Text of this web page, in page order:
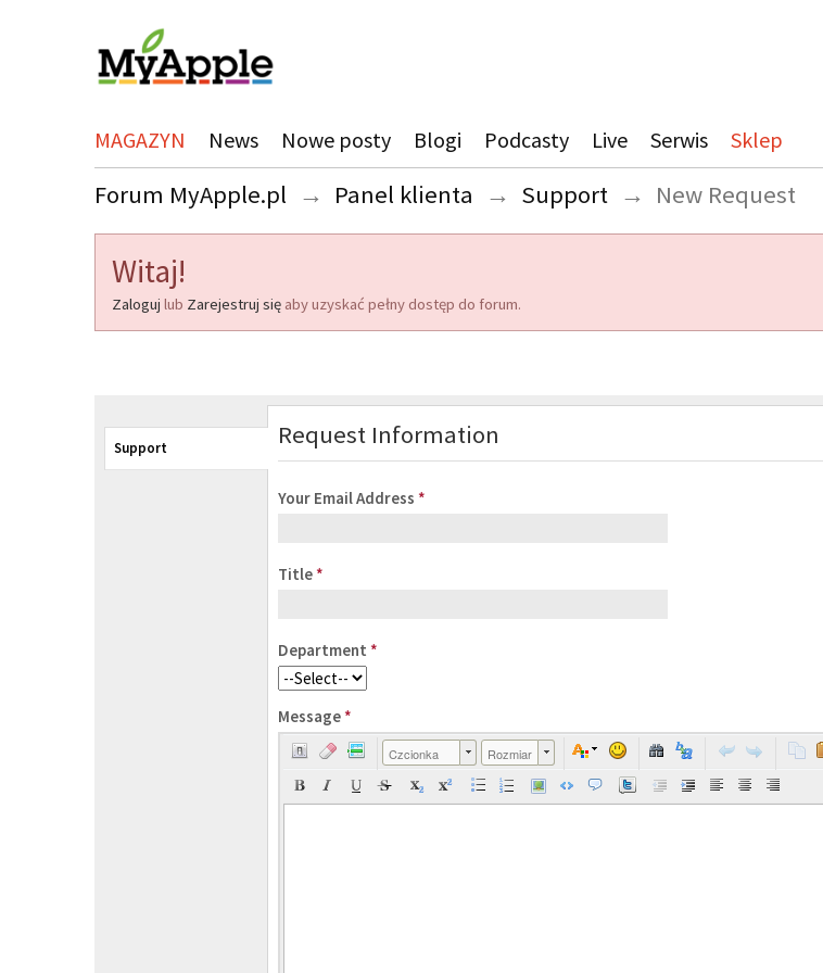
MAGAZYN News Nowe posty Blogi Podcasty Live Serwis Sklep
Forum MyApple.pl → Panel klienta → Support → New Request
Witaj!
Zaloguj lub Zarejestruj się aby uzyskać pełny dostęp do forum.
Support Request Information
Your Email Address *
Title *
Department *
Message *
Czcionka Rozmiar